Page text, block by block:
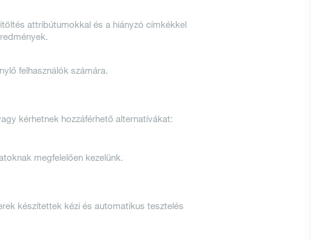
attribútumokkal és a hiányzó címkékkel
felhasználók számára.
kérhetnek hozzáférhető alternatívákat:
megfelelően kezelünk.
készítettek kézi és automatikus tesztelés